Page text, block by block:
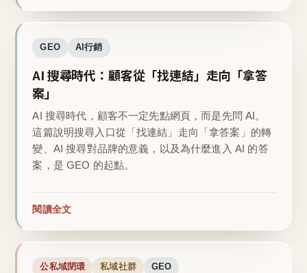
GEO AI行銷
AI 搜尋時代：顧客從「找連結」走向「拿答
案」
AI 搜尋時代，顧客不一定先點網頁，而是先問 AI。
這篇說明搜尋入口從「找連結」走向「拿答案」的轉
變、AI 搜尋對品牌的意義，以及為什麼進入 AI 的答
案，是 GEO 的起點。
閱讀全文
公私域閉環 私域社群 GEO